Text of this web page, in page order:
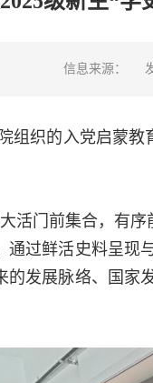
信息来源：
组织的入党启蒙
活门前集合，有
过鲜活史料呈现
发展脉络、国